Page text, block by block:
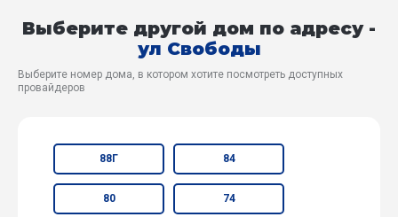
Выберите другой дом по адресу -
ул Свободы
Выберите номер дома, в котором хотите посмотреть доступных
провайдеров
88Г 84
80 74